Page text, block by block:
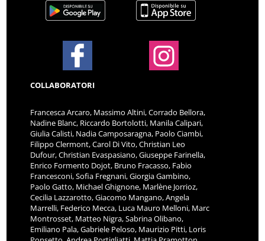
COLLABORATORI
Francesca Arcaro, Massimo Altini, Corrado Bellora,
Nadine Blanc, Riccardo Bortolotti, Manila Calipari,
Giulia Calisti, Nadia Camposaragna, Paolo Ciambi,
Filippo Clermont, Carol Di Vito, Christian Leo
Dufour, Christian Evaspasiano, Giuseppe Farinella,
Enrico Formento Dojot, Bruno Fracasso, Fabio
Francesconi, Sofia Fregnani, Giorgia Gambino,
Paolo Gatto, Michael Ghignone, Marlène Jorrioz,
Cecilia Lazzarotto, Giacomo Mangano, Angela
Marrelli, Federico Mecca, Luca Mauro Melloni, Marc
Montrosset, Matteo Nigra, Sabrina Olibano,
Emiliano Pala, Gabriele Peloso, Maurizio Pitti, Loris